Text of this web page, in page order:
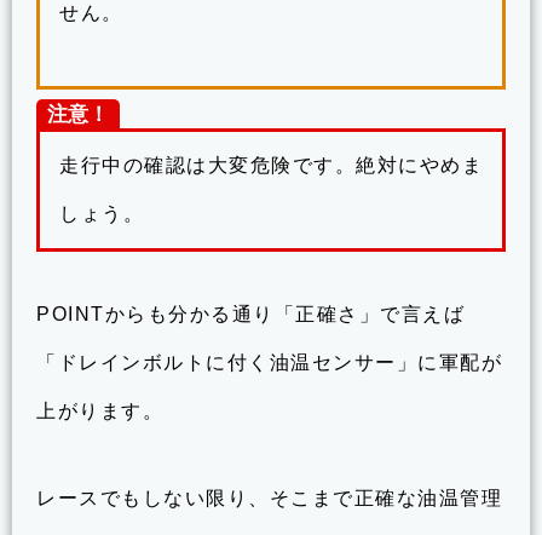
せん。
注意！
走行中の確認は大変危険です。絶対にやめま
しょう。
POINTからも分かる通り「正確さ」で言えば
「ドレインボルトに付く油温センサー」に軍配が
上がります。
レースでもしない限り、そこまで正確な油温管理